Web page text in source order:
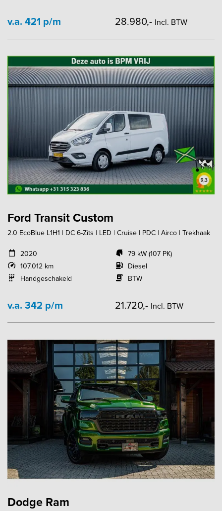
v.a. 421 p/m 28.980,- Incl. BTW
Ford Transit Custom
2.0 EcoBlue L1H1 | DC 6-Zits | LED | Cruise | PDC | Airco | Trekhaak
2020
107.012 km
Handgeschakeld
79 kW (107 PK)
Diesel
BTW
v.a. 342 p/m 21.720,- Incl. BTW
Dodge Ram